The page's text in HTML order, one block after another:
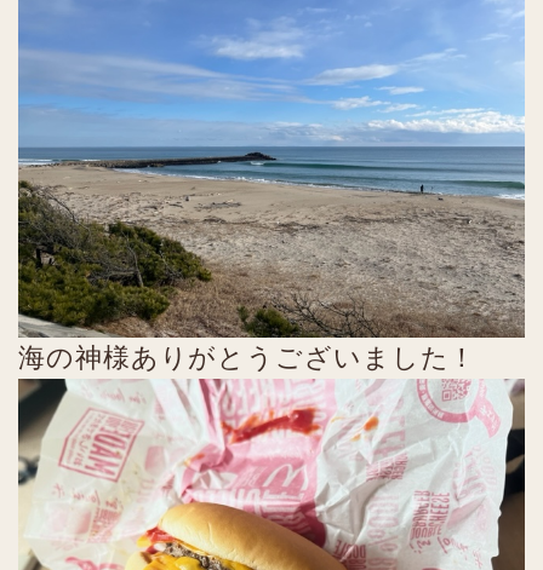
海の神様ありがとうございました！